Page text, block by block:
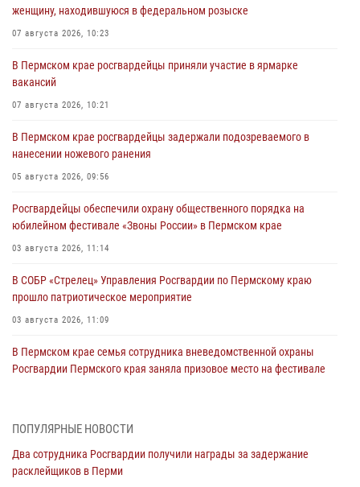
женщину, находившуюся в федеральном розыске
07 августа 2026, 10:23
В Пермском крае росгвардейцы приняли участие в ярмарке
вакансий
07 августа 2026, 10:21
В Пермском крае росгвардейцы задержали подозреваемого в
нанесении ножевого ранения
05 августа 2026, 09:56
Росгвардейцы обеспечили охрану общественного порядка на
юбилейном фестивале «Звоны России» в Пермском крае
03 августа 2026, 11:14
В СОБР «Стрелец» Управления Росгвардии по Пермскому краю
прошло патриотическое мероприятие
03 августа 2026, 11:09
В Пермском крае семья сотрудника вневедомственной охраны
Росгвардии Пермского края заняла призовое место на фестивале
юных спортсменов
03 августа 2026, 10:59
ПОПУЛЯРНЫЕ НОВОСТИ
Два сотрудника Росгвардии получили награды за задержание
расклейщиков в Перми